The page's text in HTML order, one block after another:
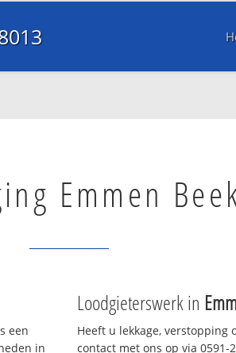
Emmen
een
in
Loodgieterswerk in
Heeft u lekkage, verstopping
contact met ons op via